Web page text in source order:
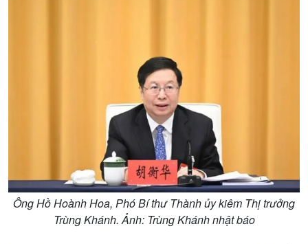
Chính phủ với người dân
Quốc hội với cử tri
Xây dựng đảng
Đảng trong cuộc sống
Thế giới
Tin thế giới
Vấn đề quốc tế
Hồ sơ sự kiện quốc tế
Thế giới & Việt Nam
Biên cương - Một dải vững
Ông Hồ Hoành Hoa, Phó Bí thư Thành ủy kiêm Thị trưởng
Trùng Khánh. Ảnh: Trùng Khánh nhật báo